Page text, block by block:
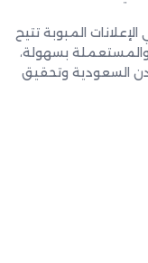
المبوبة تتيح
والمستعملة بسهولة،
السعودية وتحقيق